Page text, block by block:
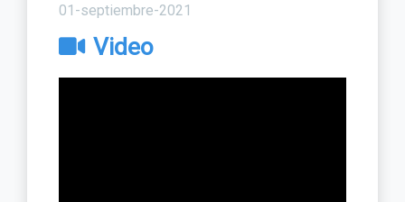
01-septiembre-2021
Video